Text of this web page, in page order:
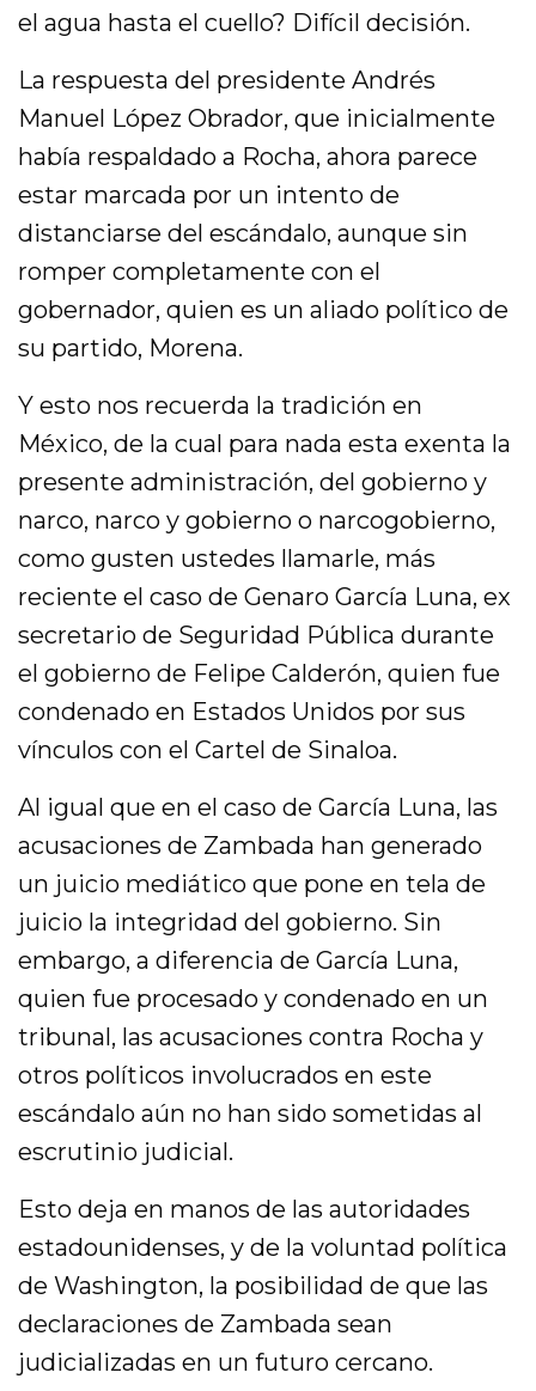
el agua hasta el cuello? Difícil decisión.
La respuesta del presidente Andrés
Manuel López Obrador, que inicialmente
había respaldado a Rocha, ahora parece
estar marcada por un intento de
distanciarse del escándalo, aunque sin
romper completamente con el
gobernador, quien es un aliado político de
su partido, Morena.
Y esto nos recuerda la tradición en
México, de la cual para nada esta exenta la
presente administración, del gobierno y
narco, narco y gobierno o narcogobierno,
como gusten ustedes llamarle, más
reciente el caso de Genaro García Luna, ex
secretario de Seguridad Pública durante
el gobierno de Felipe Calderón, quien fue
condenado en Estados Unidos por sus
vínculos con el Cartel de Sinaloa.
Al igual que en el caso de García Luna, las
acusaciones de Zambada han generado
un juicio mediático que pone en tela de
juicio la integridad del gobierno. Sin
embargo, a diferencia de García Luna,
quien fue procesado y condenado en un
tribunal, las acusaciones contra Rocha y
otros políticos involucrados en este
escándalo aún no han sido sometidas al
escrutinio judicial.
Esto deja en manos de las autoridades
estadounidenses, y de la voluntad política
de Washington, la posibilidad de que las
declaraciones de Zambada sean
judicializadas en un futuro cercano.